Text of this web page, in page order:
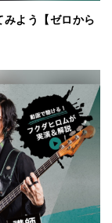
よう【ゼロから